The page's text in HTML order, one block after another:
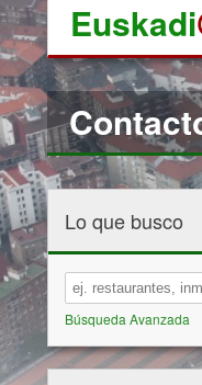
Euskadi
Lo que busco
Búsqueda Avanzada